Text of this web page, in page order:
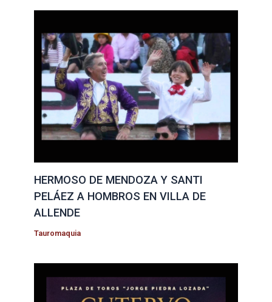
HERMOSO DE MENDOZA Y SANTI
PELÁEZ A HOMBROS EN VILLA DE
ALLENDE
Tauromaquia